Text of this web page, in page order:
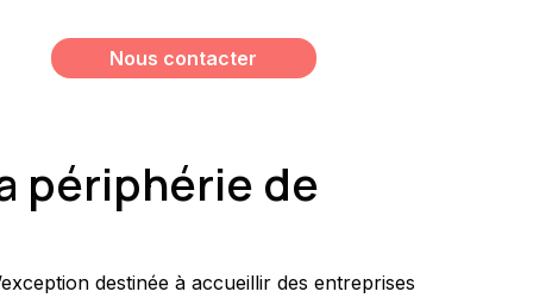
Nous contacter
périphérie de
destinée à accueillir des entreprises